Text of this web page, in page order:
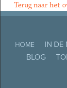
Terug naar het
HOME IN DE
BLOG